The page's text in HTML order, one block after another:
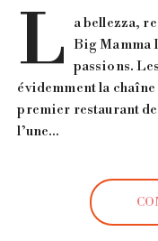
L
a bellezza,
Big Mamma
passions.
évidemment la
premier restaurant de
l’une…